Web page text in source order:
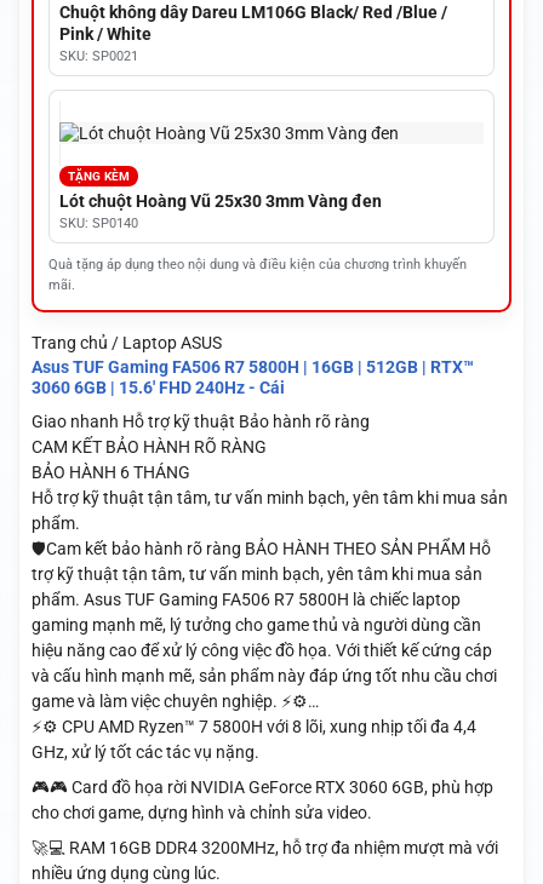
Chuột không dây Dareu LM106G Black/ Red /Blue /
Pink / White
SKU: SP0021
TẶNG KÈM
Lót chuột Hoàng Vũ 25x30 3mm Vàng đen
SKU: SP0140
Quà tặng áp dụng theo nội dung và điều kiện của chương trình khuyến
mãi.
Trang chủ / Laptop ASUS
Asus TUF Gaming FA506 R7 5800H | 16GB | 512GB | RTX™
3060 6GB | 15.6′ FHD 240Hz - Cái
Giao nhanh Hỗ trợ kỹ thuật Bảo hành rõ ràng
CAM KẾT BẢO HÀNH RÕ RÀNG
BẢO HÀNH 6 THÁNG
Hỗ trợ kỹ thuật tận tâm, tư vấn minh bạch, yên tâm khi mua sản
phẩm.
🛡️Cam kết bảo hành rõ ràng BẢO HÀNH THEO SẢN PHẨM Hỗ
trợ kỹ thuật tận tâm, tư vấn minh bạch, yên tâm khi mua sản
phẩm. Asus TUF Gaming FA506 R7 5800H là chiếc laptop
gaming mạnh mẽ, lý tưởng cho game thủ và người dùng cần
hiệu năng cao để xử lý công việc đồ họa. Với thiết kế cứng cáp
và cấu hình mạnh mẽ, sản phẩm này đáp ứng tốt nhu cầu chơi
game và làm việc chuyên nghiệp. ⚡⚙️…
⚡⚙️ CPU AMD Ryzen™ 7 5800H với 8 lõi, xung nhịp tối đa 4,4
GHz, xử lý tốt các tác vụ nặng.
🎮🎮 Card đồ họa rời NVIDIA GeForce RTX 3060 6GB, phù hợp
cho chơi game, dựng hình và chỉnh sửa video.
🚀💻 RAM 16GB DDR4 3200MHz, hỗ trợ đa nhiệm mượt mà với
nhiều ứng dụng cùng lúc.